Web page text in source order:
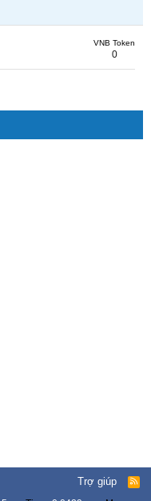
VNB Token
0
Trợ giúp
R